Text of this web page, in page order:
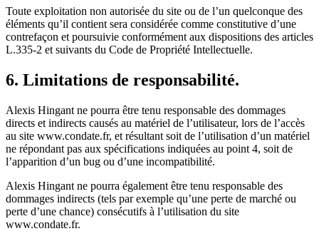
Toute exploitation non autorisée du site ou de l’un quelconque des
éléments qu’il contient sera considérée comme constitutive d’une
contrefaçon et poursuivie conformément aux dispositions des articles
L.335-2 et suivants du Code de Propriété Intellectuelle.
6. Limitations de responsabilité.
Alexis Hingant ne pourra être tenu responsable des dommages
directs et indirects causés au matériel de l’utilisateur, lors de l’accès
au site www.condate.fr, et résultant soit de l’utilisation d’un matériel
ne répondant pas aux spécifications indiquées au point 4, soit de
l’apparition d’un bug ou d’une incompatibilité.
Alexis Hingant ne pourra également être tenu responsable des
dommages indirects (tels par exemple qu’une perte de marché ou
perte d’une chance) consécutifs à l’utilisation du site
www.condate.fr.